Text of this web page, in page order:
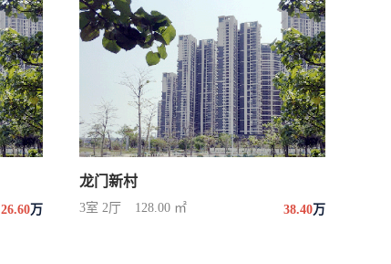
26.60万
龙门新村
3室 2厅 128.00 ㎡ 38.40万